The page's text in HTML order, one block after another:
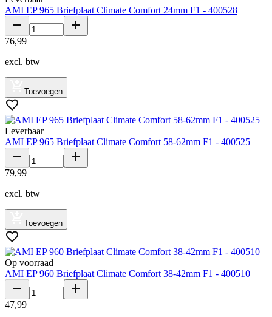
AMI EP 965 Briefplaat Climate Comfort 24mm F1 - 400528
76,99
excl. btw
Toevoegen
Leverbaar
AMI EP 965 Briefplaat Climate Comfort 58-62mm F1 - 400525
79,99
excl. btw
Toevoegen
Op voorraad
AMI EP 960 Briefplaat Climate Comfort 38-42mm F1 - 400510
47,99